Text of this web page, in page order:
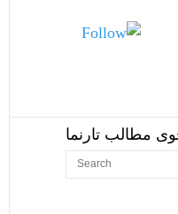
Follow
مطالب تارنما